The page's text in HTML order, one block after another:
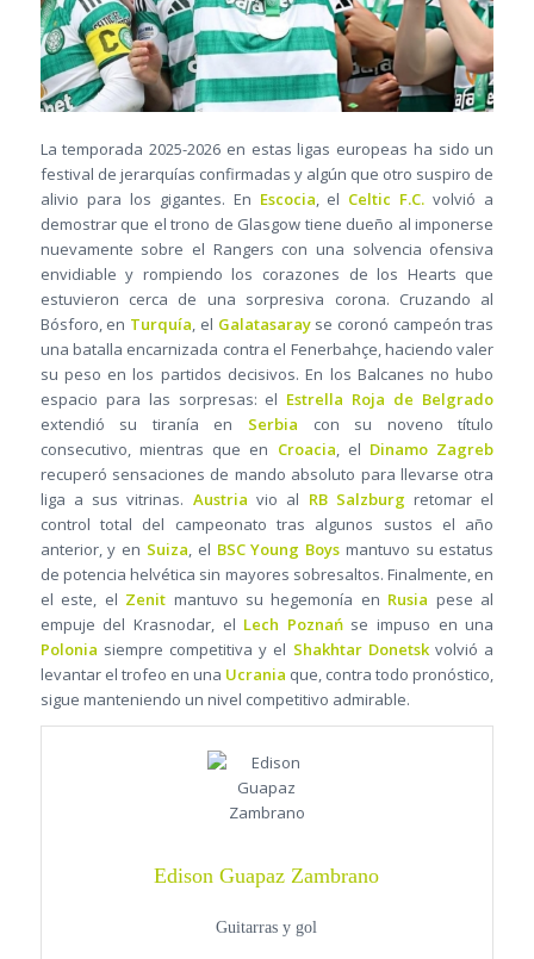
La temporada 2025-2026 en estas ligas europeas ha sido un
festival de jerarquías confirmadas y algún que otro suspiro de
alivio para los gigantes. En Escocia, el Celtic F.C. volvió a
demostrar que el trono de Glasgow tiene dueño al imponerse
nuevamente sobre el Rangers con una solvencia ofensiva
envidiable y rompiendo los corazones de los Hearts que
estuvieron cerca de una sorpresiva corona. Cruzando al
Bósforo, en Turquía, el Galatasarayse coronó campeón tras
una batalla encarnizada contra el Fenerbahçe, haciendo valer
su peso en los partidos decisivos. En los Balcanes no hubo
espacio para las sorpresas: el Estrella Roja de Belgrado
extendió su tiranía en Serbia con su noveno título
consecutivo, mientras que en Croacia, el Dinamo Zagreb
recuperó sensaciones de mando absoluto para llevarse otra
liga a sus vitrinas. Austria vio al RB Salzburgretomar el
control total del campeonato tras algunos sustos el año
anterior, y en Suiza, el BSC Young Boys mantuvo su estatus
de potencia helvética sin mayores sobresaltos. Finalmente, en
el este, el Zenit mantuvo su hegemonía en Rusia pese al
empuje del Krasnodar, el Lech Poznańse impuso en una
Polonia siempre competitiva y el Shakhtar Donetskvolvió a
levantar el trofeo en una Ucrania que, contra todo pronóstico,
sigue manteniendo un nivel competitivo admirable.
Edison Guapaz Zambrano
Guitarras y gol